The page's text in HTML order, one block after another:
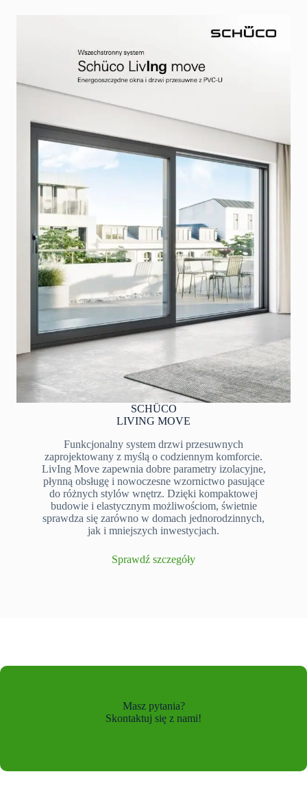
SCHÜCO
LIVING MOVE
Funkcjonalny system drzwi przesuwnych
zaprojektowany z myślą o codziennym komforcie.
LivIng Move zapewnia dobre parametry izolacyjne,
płynną obsługę i nowoczesne wzornictwo pasujące
do różnych stylów wnętrz. Dzięki kompaktowej
budowie i elastycznym możliwościom, świetnie
sprawdza się zarówno w domach jednorodzinnych,
jak i mniejszych inwestycjach.
Sprawdź szczegóły
Masz pytania?
Skontaktuj się z nami!